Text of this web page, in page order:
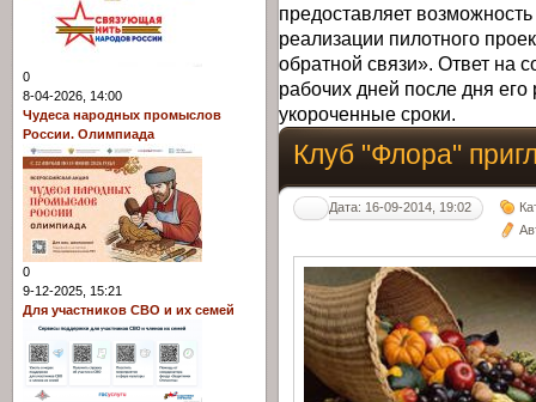
предоставляет
реализации пилотного
обратной связи». Ответ на
рабочих дней после дня
укороченные сроки.
Клуб "Флора"
Дата: 16-09-2014, 19:02
0
8-04-2026, 14:00
Чудеса народных промыслов
России. Олимпиада
0
9-12-2025, 15:21
Для участников СВО и их семей